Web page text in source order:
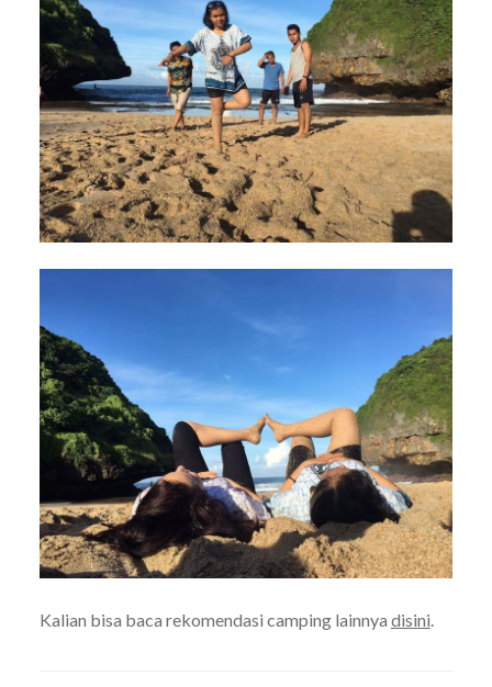
Kalian bisa baca rekomendasi camping lainnya disini.